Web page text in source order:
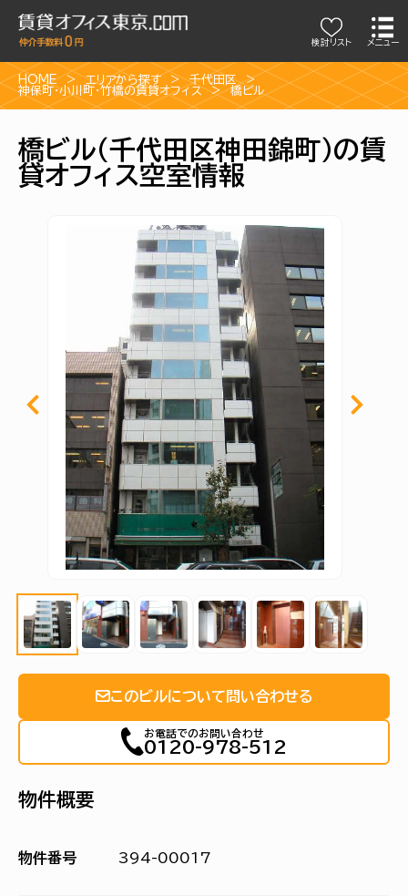
検討リスト メニュー
HOME エリアから探す
千代田区
神保町・小川町・竹橋の賃貸オフィス
橋ビル
橋ビル（千代田区神田錦町）の賃
貸オフィス空室情報
このビルについて問い合わせる
お電話でのお問い合わせ
0120-978-512
物件概要
物件番号 394-00017